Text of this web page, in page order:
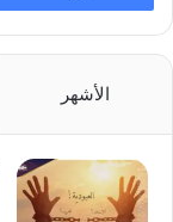
الأشهر